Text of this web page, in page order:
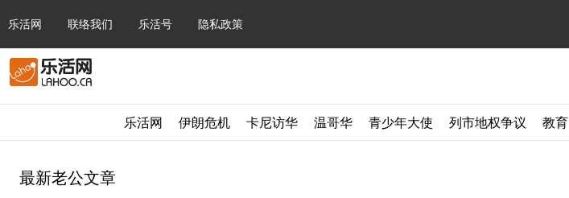
乐活网 联络我们 乐活号 隐私政策
乐活网 伊朗危机 卡尼访华 温哥华 青少年大使 列市地权争议 教育
最新老公文章